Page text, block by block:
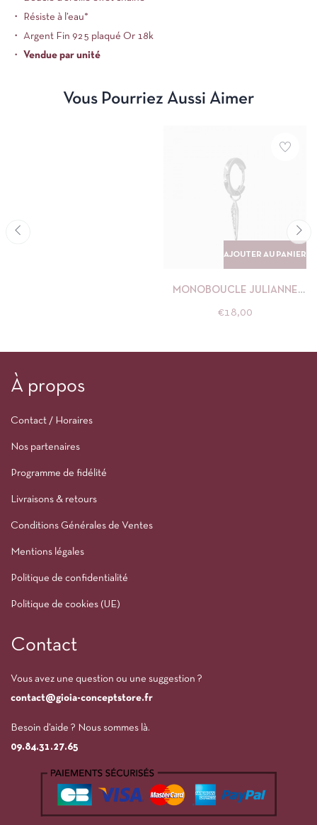
・ Résiste à l’eau*
・ Argent Fin 925 plaqué Or 18k
・ Vendue par unité
Vous Pourriez Aussi Aimer
AJOUTER AU PANIER
MONOBOUCLE JULIANNE
NÉBULEUSE
€18,00
À propos
Contact / Horaires
Nos partenaires
Programme de fidélité
Livraisons & retours
Conditions Générales de Ventes
Mentions légales
Politique de confidentialité
Politique de cookies (UE)
Contact
Vous avez une question ou une suggestion ?
contact@gioia-conceptstore.fr
Besoin d’aide ? Nous sommes là.
09.84.31.27.65